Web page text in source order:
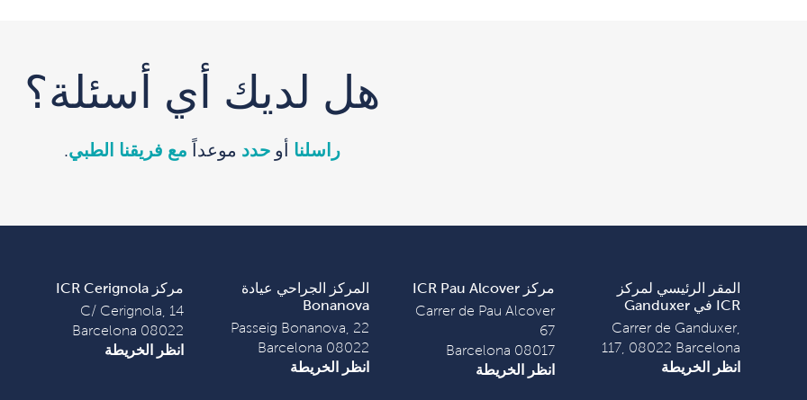
هل لديك أي أسئلة؟
راسلنا أوحدد موعداً مع فريقنا الطبي.
المقر الرئيسي لمركز
ICR في Ganduxer
Carrer de Ganduxer,
117, 08022 Barcelona
انظر الخريطة
مركز ICR Pau Alcover
Carrer de Pau Alcover
67
08017 Barcelona
انظر الخريطة
المركز الجراحي عيادة
Bonanova
Passeig Bonanova, 22
08022 Barcelona
انظر الخريطة
مركز ICR Cerignola
C/ Cerignola, 14
08022 Barcelona
انظر الخريطة